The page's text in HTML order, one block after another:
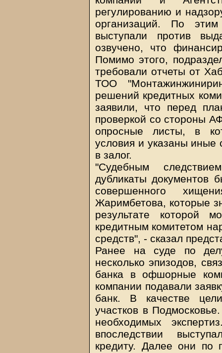
регулированию и
организаций. По
выступали против
озвучено, что
Помимо этого,
требовали отчеты от
ТОО
решений кредитных
заявили, что перед
проверкой со стороны
опросные листы, в
условия и указаны иные
в залог.
"Судебным
дубликаты документов
совершенного
Жаримбетова, которые
результате которой
кредитным комитетом
средств", - сказал
Ранее на суде по
несколько эпизодов,
банка в офшорные
компании подавали
банк. В качестве
участков в
необходимых
впоследствии
кредиту. Далее они по